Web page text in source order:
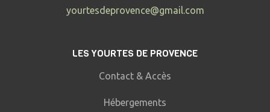
yourtesdeprovence@gmail.com
LES YOURTES DE PROVENCE
Contact & Accès
Hébergements